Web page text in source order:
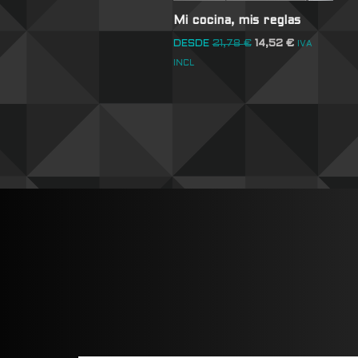
Mi cocina, mis reglas
DESDE 21,78€ 14,52 € IVA
INCL